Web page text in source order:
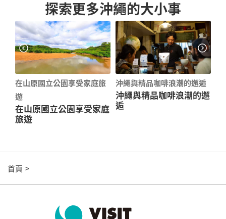
探索更多沖繩的大小事
在山原國立公園享受家庭旅
遊
在山原國立公園享受家庭
旅遊
沖繩與精品咖啡浪潮的邂逅
沖繩與精品咖啡浪潮的邂
逅
首頁